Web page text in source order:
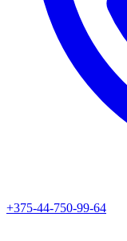
+375-44-750-99-64